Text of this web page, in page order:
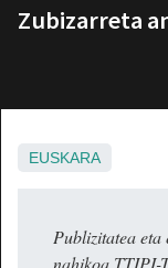
Zubizarreta
EUSKARA
Publizitatea
nahikoa TTIPI-